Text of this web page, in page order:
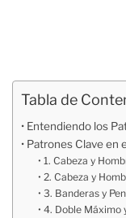
Tabla de
Entendiendo los
Patrones Clave en
1. Cabeza y
2. Cabeza y
3. Banderas y
4. Doble Máximo